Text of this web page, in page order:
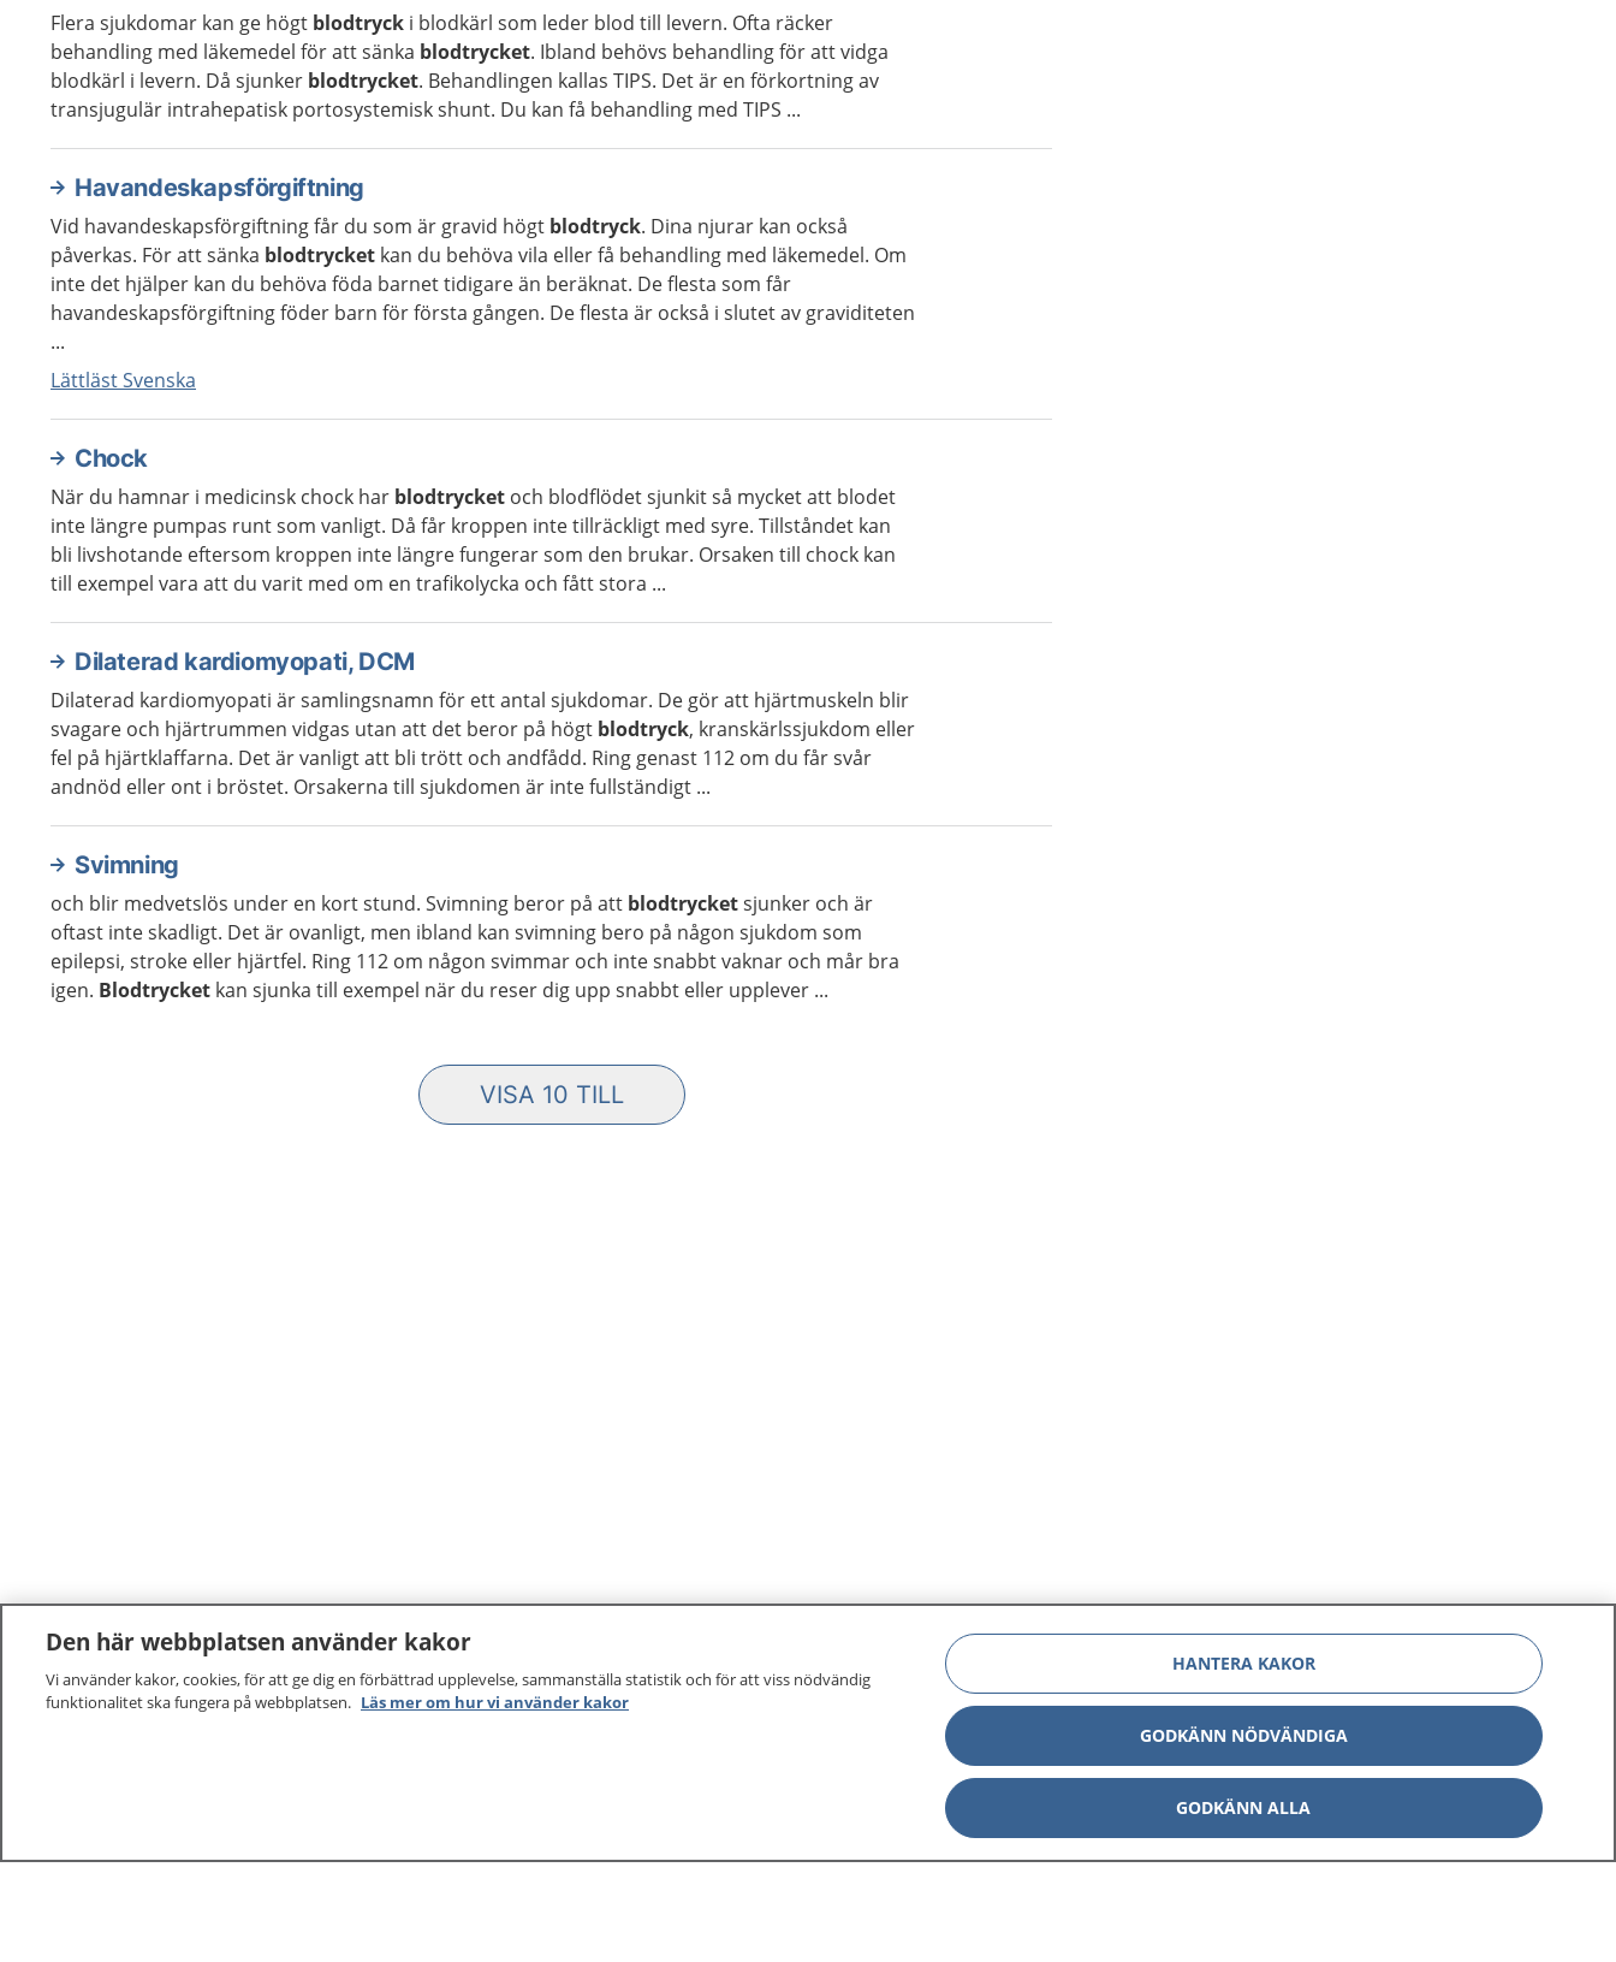
Flera sjukdomar kan ge högt blodtryck i blodkärl som leder blod till levern. Ofta räcker
behandling med läkemedel för att sänka blodtrycket. Ibland behövs behandling för att vidga
blodkärl i levern. Då sjunker blodtrycket. Behandlingen kallas TIPS. Det är en förkortning av
transjugulär intrahepatisk portosystemisk shunt. Du kan få behandling med TIPS ...
Havandeskapsförgiftning
Vid havandeskapsförgiftning får du som är gravid högt blodtryck. Dina njurar kan också
påverkas. För att sänka blodtrycket kan du behöva vila eller få behandling med läkemedel. Om
inte det hjälper kan du behöva föda barnet tidigare än beräknat. De flesta som får
havandeskapsförgiftning föder barn för första gången. De flesta är också i slutet av graviditeten
...
Lättläst Svenska
Chock
När du hamnar i medicinsk chock har blodtrycket och blodflödet sjunkit så mycket att blodet
inte längre pumpas runt som vanligt. Då får kroppen inte tillräckligt med syre. Tillståndet kan
bli livshotande eftersom kroppen inte längre fungerar som den brukar. Orsaken till chock kan
till exempel vara att du varit med om en trafikolycka och fått stora ...
Dilaterad kardiomyopati, DCM
Dilaterad kardiomyopati är samlingsnamn för ett antal sjukdomar. De gör att hjärtmuskeln blir
svagare och hjärtrummen vidgas utan att det beror på högt blodtryck, kranskärlssjukdom eller
fel på hjärtklaffarna. Det är vanligt att bli trött och andfådd. Ring genast 112 om du får svår
andnöd eller ont i bröstet. Orsakerna till sjukdomen är inte fullständigt ...
Svimning
och blir medvetslös under en kort stund. Svimning beror på att blodtrycketsjunker och är
oftast inte skadligt. Det är ovanligt, men ibland kan svimning bero på någon sjukdom som
epilepsi, stroke eller hjärtfel. Ring 112 om någon svimmar och inte snabbt vaknar och mår bra
igen. Blodtrycket kan sjunka till exempel när du reser dig upp snabbt eller upplever ...
VISA 10 TILL
10 FLER TRÄFFAR INLÄSTA. VISAR TOTALT 20 AV 193.
Den här webbplatsen använder kakor
Vi använder kakor, cookies, för att ge dig en förbättrad upplevelse, sammanställa statistik och för att viss nödvändig
funktionalitet ska fungera på webbplatsen. Läs mer om hur vi använder kakor
HANTERA KAKOR
GODKÄNN NÖDVÄNDIGA
GODKÄNN ALLA